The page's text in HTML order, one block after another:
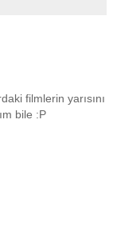
filmlerin yarısını
bile :P